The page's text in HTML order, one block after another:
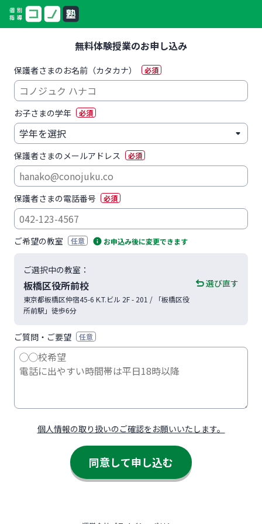
無料体験授業のお申し込み
保護者さまのお名前（カタカナ） 必須
お子さまの学年 必須
保護者さまのメールアドレス 必須
保護者さまの電話番号 必須
ご希望の教室 任意 お申込み後に変更できます
ご選択中の教室：
板橋区役所前校
東京都板橋区仲宿45-6 K.T.ビル 2F - 201 / 「板橋区役
所前駅」徒歩6分
選び直す
ご質問・ご要望 任意
個人情報の取り扱いのご確認をお願いいたします。
同意して申し込む